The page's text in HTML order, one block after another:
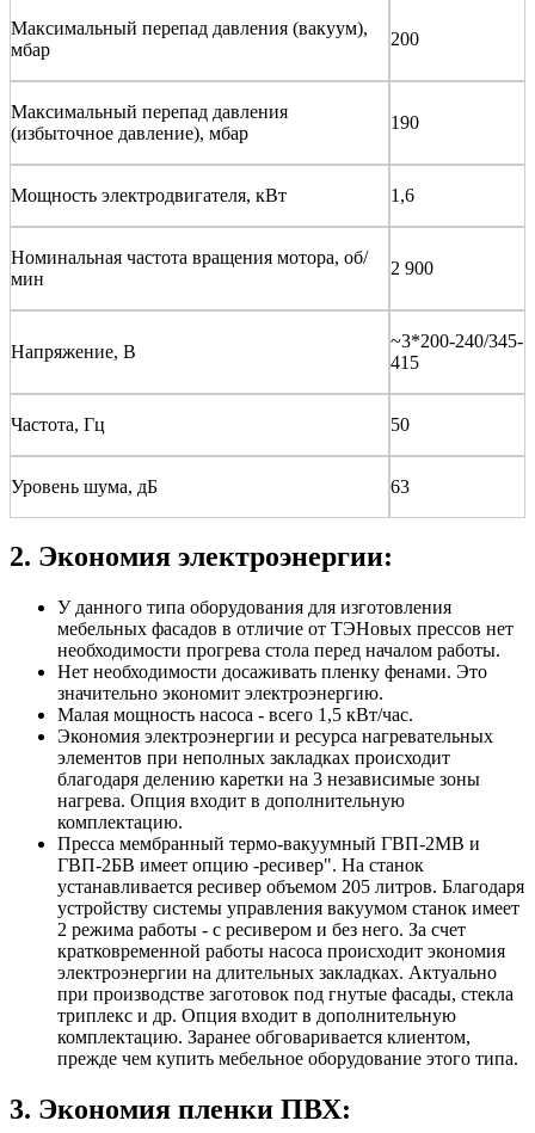
Максимальный перепад давления (вакуум),
мбар
200
Максимальный перепад давления
(избыточное давление), мбар
190
Мощность электродвигателя, кВт 1,6
Номинальная частота вращения мотора, об/
мин
2 900
Напряжение, В
~3*200-240/345-
415
Частота, Гц 50
Уровень шума, дБ 63
2. Экономия электроэнергии:
У данного типа оборудования для изготовления
мебельных фасадов в отличие от ТЭНовых прессов нет
необходимости прогрева стола перед началом работы.
Нет необходимости досаживать пленку фенами. Это
значительно экономит электроэнергию.
Малая мощность насоса - всего 1,5 кВт/час.
Экономия электроэнергии и ресурса нагревательных
элементов при неполных закладках происходит
благодаря делению каретки на 3 независимые зоны
нагрева. Опция входит в дополнительную
комплектацию.
Пресса мембранный термо-вакуумный ГВП-2МВ и
ГВП-2БВ имеет опцию -ресивер". На станок
устанавливается ресивер объемом 205 литров. Благодаря
устройству системы управления вакуумом станок имеет
2 режима работы - с ресивером и без него. За счет
кратковременной работы насоса происходит экономия
электроэнергии на длительных закладках. Актуально
при производстве заготовок под гнутые фасады, стекла
триплекс и др. Опция входит в дополнительную
комплектацию. Заранее обговаривается клиентом,
прежде чем купить мебельное оборудование этого типа.
3. Экономия пленки ПВХ: